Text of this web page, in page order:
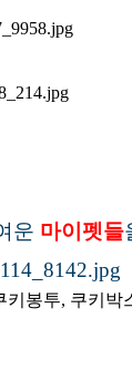
운 마이 펫들
키봉투, 쿠키박